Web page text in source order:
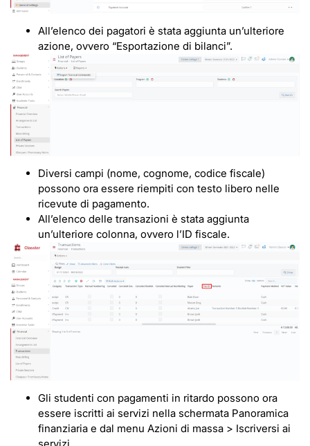
All’elenco dei pagatori è stata aggiunta un’ulteriore
azione, ovvero “Esportazione di bilanci”.
Diversi campi (nome, cognome, codice fiscale)
possono ora essere riempiti con testo libero nelle
ricevute di pagamento.
All’elenco delle transazioni è stata aggiunta
un’ulteriore colonna, ovvero l’ID fiscale.
Gli studenti con pagamenti in ritardo possono ora
essere iscritti ai servizi nella schermata Panoramica
finanziaria e dal menu Azioni di massa > Iscriversi ai